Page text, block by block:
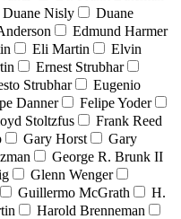
Duane Nisly
Duane
Edmund Harmer
Eli Martin
Elvin
Ernest Strubhar
Strubhar
Eugenio
Danner
Felipe Yoder
Stoltzfus
Frank Reed
Gary Horst
Gary
George R. Brunk II
Glenn Wenger
Guillermo McGrath
H.
Harold Brenneman